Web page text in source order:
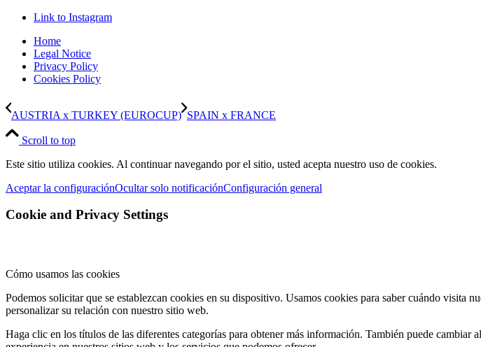
Link to Instagram
Home
Legal Notice
Privacy Policy
Cookies Policy
AUSTRIA x TURKEY (EUROCUP) SPAIN x FRANCE
Scroll to top
Este sitio utiliza cookies. Al continuar navegando por el sitio, usted acepta nuestro uso de cookies.
Aceptar la configuraciónOcultar solo notificaciónConfiguración general
Cookie and Privacy Settings
Cómo usamos las cookies
Podemos solicitar que se establezcan cookies en su dispositivo. Usamos cookies para saber cuándo visita
personalizar su relación con nuestro sitio web.
Haga clic en los títulos de las diferentes categorías para obtener más información. También puede cambiar